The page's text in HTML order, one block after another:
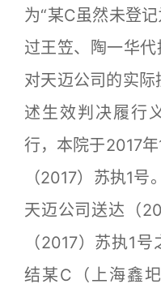
为“某C虽然未登
过王笠、陶一华
对天迈公司的实际
述生效判决履行
行，本院于2017
（2017）苏执1
天迈公司送达（
（2017）苏执1
结某C（上海鑫